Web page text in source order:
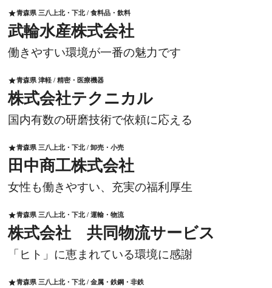
star青森県 三八上北・下北 / 食料品・飲料
武輪水産株式会社
働きやすい環境が一番の魅力です
star青森県 津軽 / 精密・医療機器
株式会社テクニカル
国内有数の研磨技術で依頼に応える
star青森県 三八上北・下北 / 卸売・小売
田中商工株式会社
女性も働きやすい、充実の福利厚生
star青森県 三八上北・下北 / 運輸・物流
株式会社 共同物流サービス
「ヒト」に恵まれている環境に感謝
star青森県 三八上北・下北 / 金属・鉄鋼・非鉄